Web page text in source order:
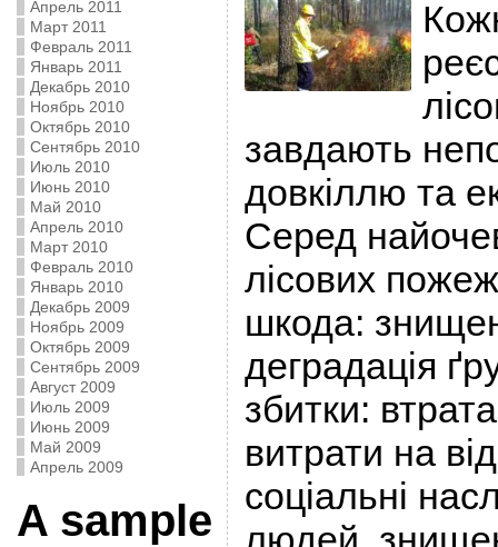
Апрель 2011
Март 2011
Февраль 2011
Январь 2011
Декабрь 2010
Ноябрь 2010
Октябрь 2010
Сентябрь 2010
Июль 2010
Июнь 2010
Май 2010
Апрель 2010
Март 2010
Февраль 2010
Январь 2010
Декабрь 2009
Ноябрь 2009
Октябрь 2009
Сентябрь 2009
Август 2009
Июль 2009
Июнь 2009
Май 2009
Апрель 2009
A sample
завдають
довкіллю та
Серед
лісових
шкода:
деградація
збитки:
витрати на
соціальні